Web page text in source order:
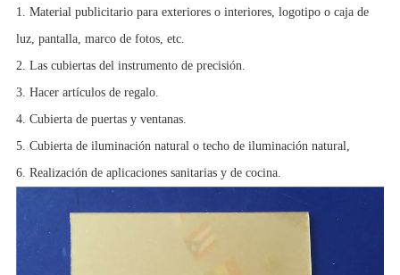
1. Material publicitario para exteriores o interiores, logotipo o caja de
luz, pantalla, marco de fotos, etc.
2. Las cubiertas del instrumento de precisión.
3. Hacer artículos de regalo.
4. Cubierta de puertas y ventanas.
5. Cubierta de iluminación natural o techo de iluminación natural,
6. Realización de aplicaciones sanitarias y de cocina.